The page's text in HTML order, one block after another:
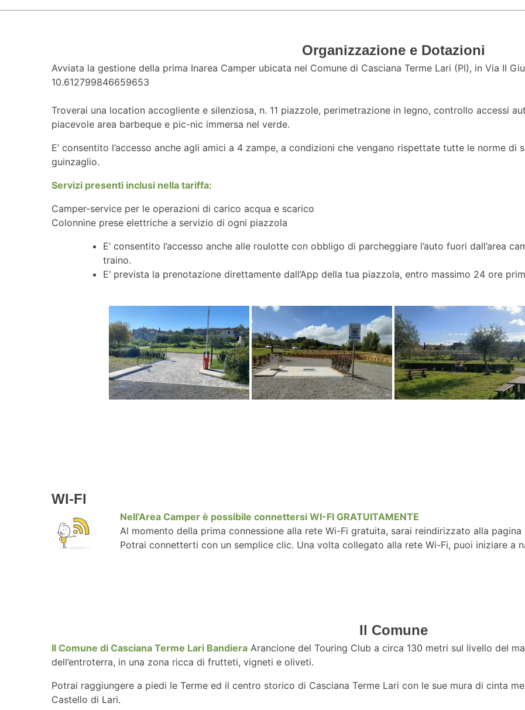
Organizzazione e Dotazioni
Avviata la gestione della prima Inarea Camper ubicata nel Comune di Casciana Terme Lari (PI), in Via II
10.612799846659653
Troverai una location accogliente e silenziosa, n. 11 piazzole, perimetrazione in legno, controllo accessi
piacevole area barbeque e pic-nic immersa nel verde.
E’ consentito l’accesso anche agli amici a 4 zampe, a condizioni che vengano rispettate tutte le norme di
guinzaglio.
Servizi presenti inclusi nella tariffa:
Camper-service per le operazioni di carico acqua e scarico
Colonnine prese elettriche a servizio di ogni piazzola
E’ consentito l’accesso anche alle roulotte con obbligo di parcheggiare l’auto fuori dall’area
traino.
E’ prevista la prenotazione direttamente dall’App della tua piazzola, entro massimo 24 ore
WI-FI
Nell’Area Camper è possibile connettersi WI-FI GRATUITAMENTE
Al momento della prima connessione alla rete Wi-Fi gratuita, sarai reindirizzato alla
Potrai connetterti con un semplice clic. Una volta collegato alla rete Wi-Fi, puoi iniziare a
Il Comune
Il Comune di Casciana Terme Lari Bandiera Arancione del Touring Club a circa 130 metri sul livello del
dell’entroterra, in una zona ricca di frutteti, vigneti e oliveti.
Potrai raggiungere a piedi le Terme ed il centro storico di Casciana Terme Lari con le sue mura di cinta
Castello di Lari.